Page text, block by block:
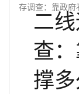
存调查：靠政府
二
查
撑多